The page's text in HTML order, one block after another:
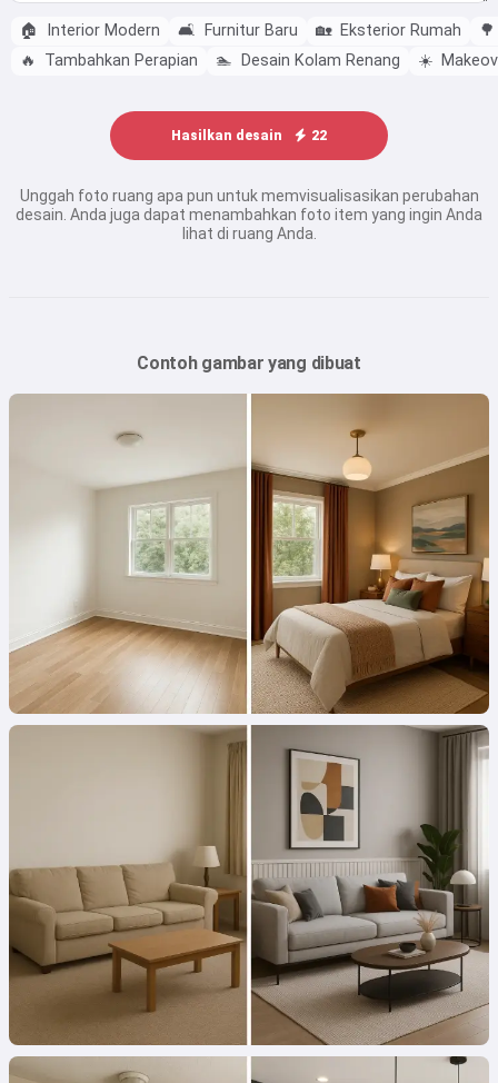
🏠 Interior Modern 🛋️ Furnitur Baru 🏡 Eksterior Rumah
🌳
🔥
Tambahkan Perapian 🏊 Desain Kolam Renang ☀️
Hasilkan desain 22
Unggah foto ruang apa pun untuk memvisualisasikan perubahan
desain. Anda juga dapat menambahkan foto item yang ingin Anda
lihat di ruang Anda.
Contoh gambar yang dibuat